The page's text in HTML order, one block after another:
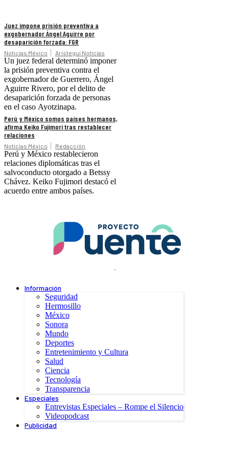
Juez impone prisión preventiva a
exgobernador Ángel Aguirre por
desaparición forzada: FGR
Noticias México Aristegui Noticias
Un juez federal determinó imponer
la prisión preventiva contra el
exgobernador de Guerrero, Ángel
Aguirre Rivero, por el delito de
desaparición forzada de personas
en el caso Ayotzinapa.
Perú y México somos países hermanos,
afirma Keiko Fujimori tras restablecer
relaciones
Noticias México Redacción
Perú y México restablecieron
relaciones diplomáticas tras el
salvoconducto otorgado a Betssy
Chávez. Keiko Fujimori destacó el
acuerdo entre ambos países.
.
Información
Seguridad
Hermosillo
México
Sonora
Mundo
Deportes
Entretenimiento y Cultura
Salud
Ciencia
Tecnología
Transparencia
Especiales
Entrevistas Especiales – Rompe el Silencio
Videopodcast
Publicidad